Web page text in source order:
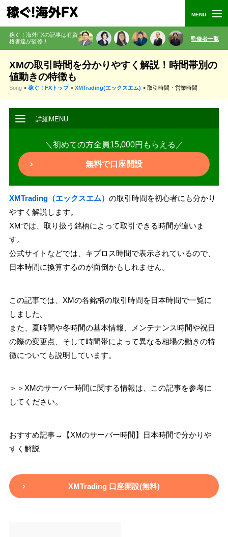
稼ぐ！海外FXの記事は有資
格者達が監修 ！ 監修者一覧
XMの取引時間を分かりやすく解説！時間帯別の
値動きの特徴も
Song > 稼ぐ！FXトップ> XMTrading(エックスエム) > 取引時間・営業時間
＼初めての方全員15,000円もらえる／
無料で口座開設
XMTrading（エックスエム） の取引時間を初心者にも分かり
やすく解説します。
XMでは、取り扱う銘柄によって取引できる時間が違いま
す。
公式サイトなどでは、キプロス時間で表示されているので、
日本時間に換算するのが面倒かもしれません。
この記事では、XMの各銘柄の取引時間を日本時間で一覧に
しました。
また、夏時間や冬時間の基本情報、メンテナンス時間や祝日
の際の変更点、そして時間帯によって異なる相場の動きの特
徴についても説明しています。
＞＞XMのサーバー時間に関する情報は、この記事を参考に
してください。
おすすめ記事→【XMのサーバー時間】日本時間で分かりや
すく解説
XMTrading 口座開設(無料)